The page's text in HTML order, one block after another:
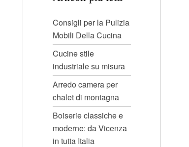
Consigli per la Pulizia
Mobili Della Cucina
Cucine stile
industriale su misura
Arredo camera per
chalet di montagna
Boiserie classiche e
moderne: da Vicenza
in tutta Italia